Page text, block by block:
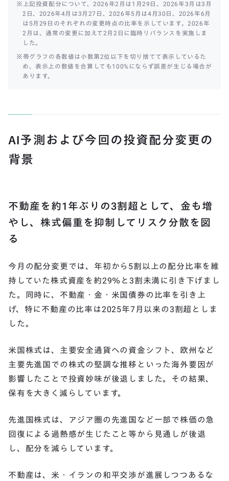
※上記投資配分について、2026年2月は1月29日、2026年3月は3月
2日、2026年4月は3月27日、2026年5月は4月30日、2026年6月
は5月29日のそれぞれの変更時点の比率を示しています。2026年
2月は、通常の変更に加えて2月2日に臨時リバランスを実施しま
した。
※帯グラフの各数値は小数第2位以下を切り捨てて表示しているた
め、表示上の数値を合算しても100%にならず誤差が生じる場合が
あります。
AI予測および今回の投資配分変更の
背景
不動産を約1年ぶりの3割超として、金も増
やし、株式偏重を抑制してリスク分散を図
る
今月の配分変更では、年初から5割以上の配分比率を維
持していた株式資産を約29％と3割未満に引き下げまし
た。同時に、不動産・金・米国債券の比率を引き上
げ、特に不動産の比率は2025年7月以来の3割超としま
した。
米国株式は、主要安全通貨への資金シフト、欧州など
主要先進国での株式の堅調な推移といった海外要因が
影響したことで投資妙味が後退しました。その結果、
保有を大きく減らしています。
先進国株式は、アジア圏の先進国など一部で株価の急
回復による過熱感が生じたこと等から見通しが後退
し、配分を減らしています。
不動産は、米・イランの和平交渉が進展しつつあるな